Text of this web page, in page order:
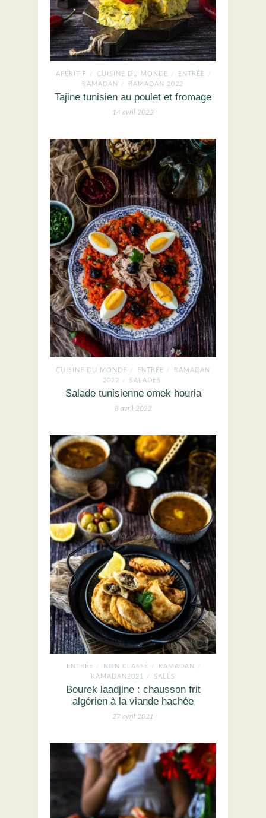
APÉRITIF / CUISINE DU MONDE / ENTRÉE /
RAMADAN / RAMADAN 2022
Tajine tunisien au poulet et fromage
14 avril 2022
CUISINE DU MONDE / ENTRÉE /
RAMADAN
2022
/ SALADES
Salade tunisienne omek houria
8 avril 2022
ENTRÉE / NON CLASSÉ / RAMADAN /
RAMADAN2021 / SALÉS
Bourek laadjine : chausson frit
algérien à la viande hachée
27 avril 2021